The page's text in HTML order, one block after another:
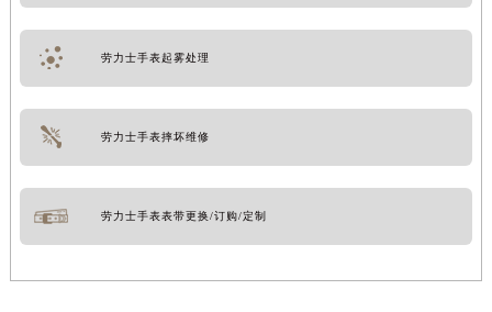
劳力士手表起雾处理
劳力士手表摔坏维修
劳力士手表表带更换/订购/定制